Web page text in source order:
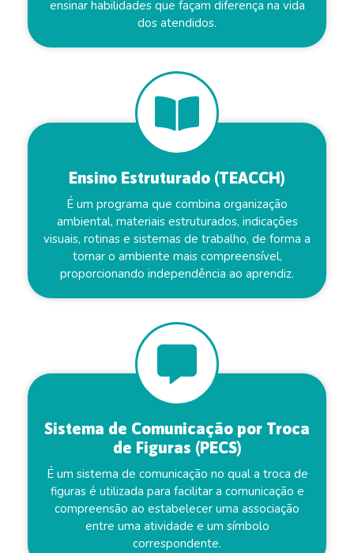
ensinar habilidades que façam diferença na vida
dos atendidos.
Ensino Estruturado (TEACCH)
É um programa que combina organização
ambiental, materiais estruturados, indicações
visuais, rotinas e sistemas de trabalho, de forma a
tornar o ambiente mais compreensível,
proporcionando independência ao aprendiz.
Sistema de Comunicação por Troca
de Figuras (PECS)
É um sistema de comunicação no qual a troca de
figuras é utilizada para facilitar a comunicação e
compreensão ao estabelecer uma associação
entre uma atividade e um símbolo
correspondente.